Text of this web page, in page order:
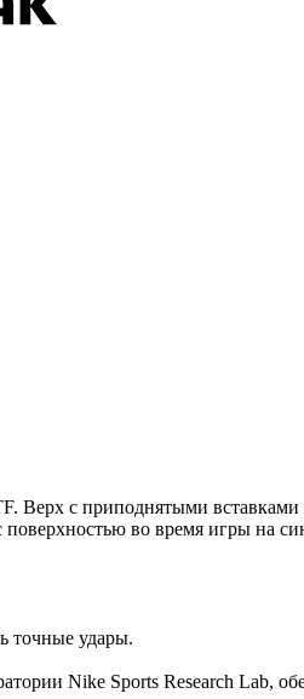
с приподнятыми вставками
поверхностью во время игры на
точные удары.
Nike Sports Research Lab,